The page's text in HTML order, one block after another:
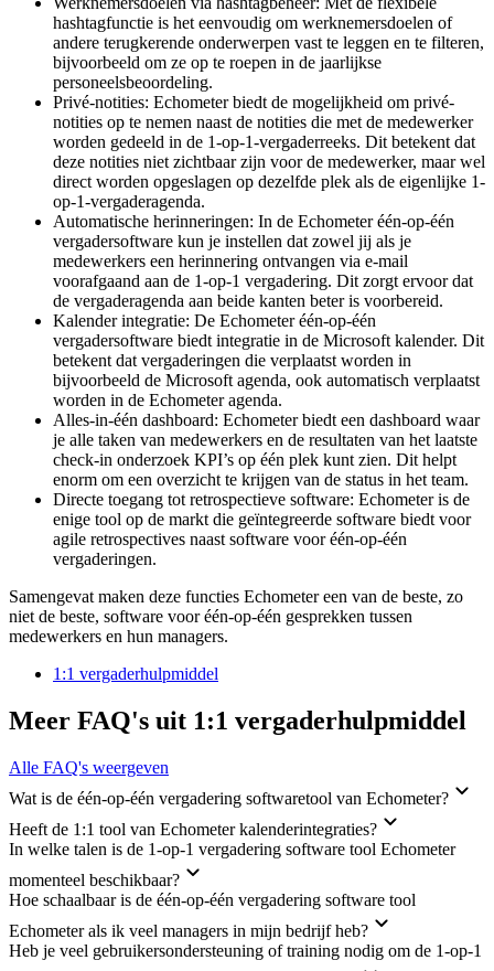
hashtagfunctie is het eenvoudig om werknemersdoelen of
andere terugkerende onderwerpen vast te leggen en te filteren,
bijvoorbeeld om ze op te roepen in de jaarlijkse
personeelsbeoordeling.
Privé-notities: Echometer biedt de mogelijkheid om privé-
notities op te nemen naast de notities die met de medewerker
worden gedeeld in de 1-op-1-vergaderreeks. Dit betekent dat
deze notities niet zichtbaar zijn voor de medewerker, maar wel
direct worden opgeslagen op dezelfde plek als de eigenlijke 1-
op-1-vergaderagenda.
Automatische herinneringen: In de Echometer één-op-één
vergadersoftware kun je instellen dat zowel jij als je
medewerkers een herinnering ontvangen via e-mail
voorafgaand aan de 1-op-1 vergadering. Dit zorgt ervoor dat
de vergaderagenda aan beide kanten beter is voorbereid.
Kalender integratie: De Echometer één-op-één
vergadersoftware biedt integratie in de Microsoft kalender. Dit
betekent dat vergaderingen die verplaatst worden in
bijvoorbeeld de Microsoft agenda, ook automatisch verplaatst
worden in de Echometer agenda.
Alles-in-één dashboard: Echometer biedt een dashboard waar
je alle taken van medewerkers en de resultaten van het laatste
check-in onderzoek KPI’s op één plek kunt zien. Dit helpt
enorm om een overzicht te krijgen van de status in het team.
Directe toegang tot retrospectieve software: Echometer is de
enige tool op de markt die geïntegreerde software biedt voor
agile retrospectives naast software voor één-op-één
vergaderingen.
Samengevat maken deze functies Echometer een van de beste, zo
niet de beste, software voor één-op-één gesprekken tussen
medewerkers en hun managers.
1:1 vergaderhulpmiddel
Meer FAQ's uit 1:1 vergaderhulpmiddel
Alle FAQ's weergeven
Wat is de één-op-één vergadering softwaretool van Echometer?
Heeft de 1:1 tool van Echometer kalenderintegraties?
In welke talen is de 1-op-1 vergadering software tool Echometer
momenteel beschikbaar?
Hoe schaalbaar is de één-op-één vergadering software tool
Echometer als ik veel managers in mijn bedrijf heb?
Heb je veel gebruikersondersteuning of training nodig om de 1-op-1